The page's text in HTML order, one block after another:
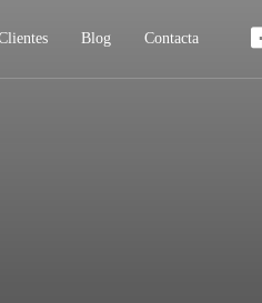
Blog Contacta